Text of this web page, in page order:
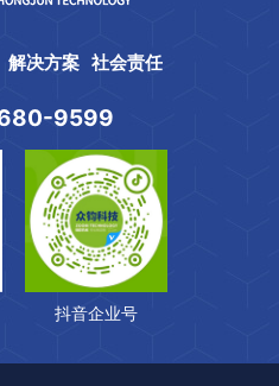
解决方案 社会责任
9599
抖音企业号